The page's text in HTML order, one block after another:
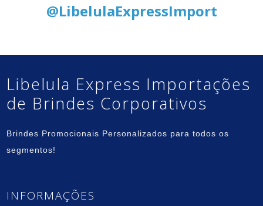
@LibelulaExpressImport
Libelula Express Importações
de Brindes Corporativos
Brindes Promocionais Personalizados para todos os
segmentos!
INFORMAÇÕES